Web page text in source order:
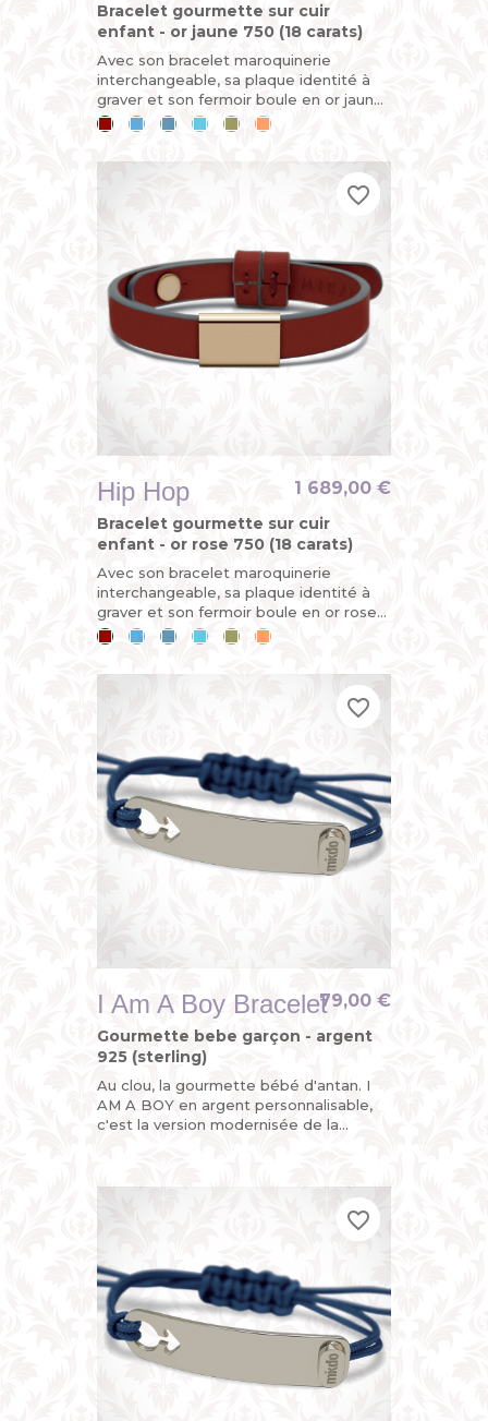
Bracelet gourmette sur cuir
enfant - or jaune 750 (18 carats)
Avec son bracelet maroquinerie
interchangeable, sa plaque identité à
graver et son fermoir boule en or jaune,
la gourmette HIP-HOP est
CeriseBleuBleuBleuKakiMandarine
Hip Hop
Bracelet gourmette sur cuir
enfant - or rose 750 (18 carats)
Avec son bracelet maroquinerie
interchangeable, sa plaque identité à
graver et son fermoir boule en or rose,
la gourmette HIP-HOP est
1 689,00 €
CeriseBleuBleuBleuKakiMandarine
favorite_border
favorite_border
favorite_border
I Am A Boy Bracelet
Gourmette bebe garçon - argent
925 (sterling)
Au clou, la gourmette bébé d'antan. I
AM A BOY en argent personnalisable,
c'est la version modernisée de la
79,00 €
favorite_border
favorite_border
favorite_border
favorite_border
favorite_border
favorite_border